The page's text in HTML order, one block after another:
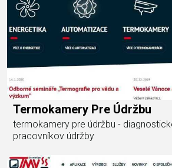
Termokamery Pre Údržbu
termokamery pre údržbu -
pracovníkov údržby